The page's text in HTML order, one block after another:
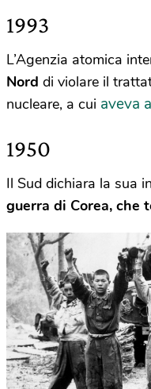
1993
L’Agenzia atomica
Nord di violare il
nucleare, a cui aveva
1950
Il Sud dichiara la sua
guerra di Corea, che